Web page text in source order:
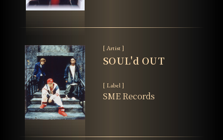
[ Artist ]
SOUL'd OUT
[ Label ]
SME Records